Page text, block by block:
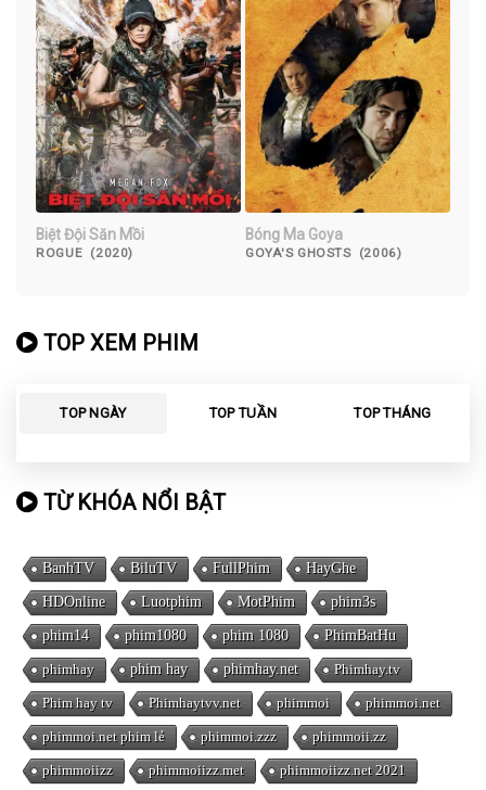
Biệt Đội Săn Mồi
ROGUE (2020)
Bóng Ma Goya
GOYA'S GHOSTS (2006)
TOP XEM PHIM
TOP NGÀY TOP TUẦN TOP THÁNG
TỪ KHÓA NỔI BẬT
BanhTV BiluTV FullPhim HayGhe
HDOnline Luotphim MotPhim phim3s
phim14 phim1080 phim 1080 PhimBatHu
phimhay phim hay phimhay.net Phimhay.tv
Phim hay tv Phimhaytvv.net phimmoi phimmoi.net
phimmoi.net phim lẻ phimmoi.zzz phimmoii.zz
phimmoiizz phimmoiizz.met phimmoiizz.net 2021